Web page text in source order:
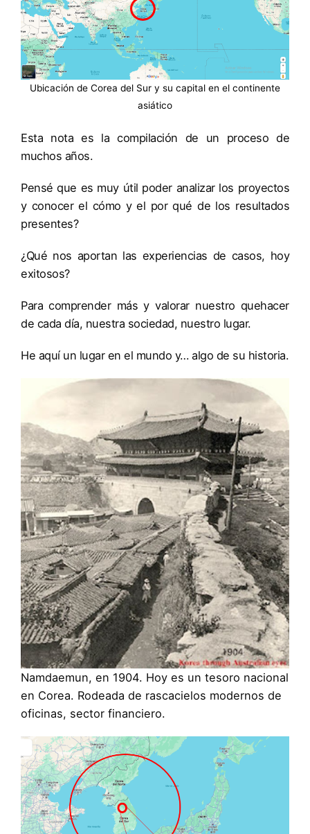
Ubicación de Corea del Sur y su capital en el continente
asiático
Esta nota es la compilación de un proceso de
muchos años.
Pensé que es muy útil poder analizar los proyectos
y conocer el cómo y el por qué de los resultados
presentes?
¿Qué nos aportan las experiencias de casos, hoy
exitosos?
Para comprender más y valorar nuestro quehacer
de cada día, nuestra sociedad, nuestro lugar.
He aquí un lugar en el mundo y… algo de su historia.
Namdaemun, en 1904. Hoy es un tesoro nacional
en Corea. Rodeada de rascacielos modernos de
oficinas, sector financiero.